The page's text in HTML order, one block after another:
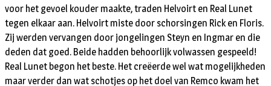
voor het gevoel kouder maakte, traden Helvoirt en Real Lunet
tegen elkaar aan. Helvoirt miste door schorsingen Rick en Floris.
Zij werden vervangen door jongelingen Steyn en Ingmar en die
deden dat goed. Beide hadden behoorlijk volwassen gespeeld!
Real Lunet begon het beste. Het creëerde wel wat mogelijkheden
maar verder dan wat schotjes op het doel van Remco kwam het